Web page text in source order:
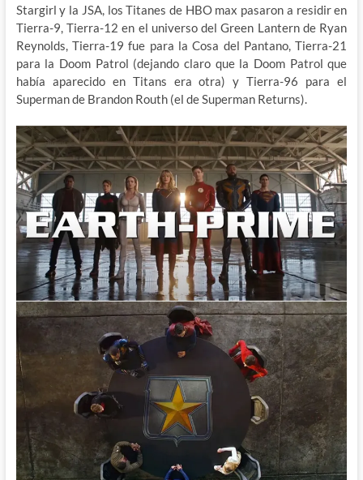
Stargirl y la JSA, los Titanes de HBO max pasaron a residir en
Tierra-9, Tierra-12 en el universo del Green Lantern de Ryan
Reynolds, Tierra-19 fue para la Cosa del Pantano, Tierra-21
para la Doom Patrol (dejando claro que la Doom Patrol que
había aparecido en Titans era otra) y Tierra-96 para el
Superman de Brandon Routh (el de Superman Returns).